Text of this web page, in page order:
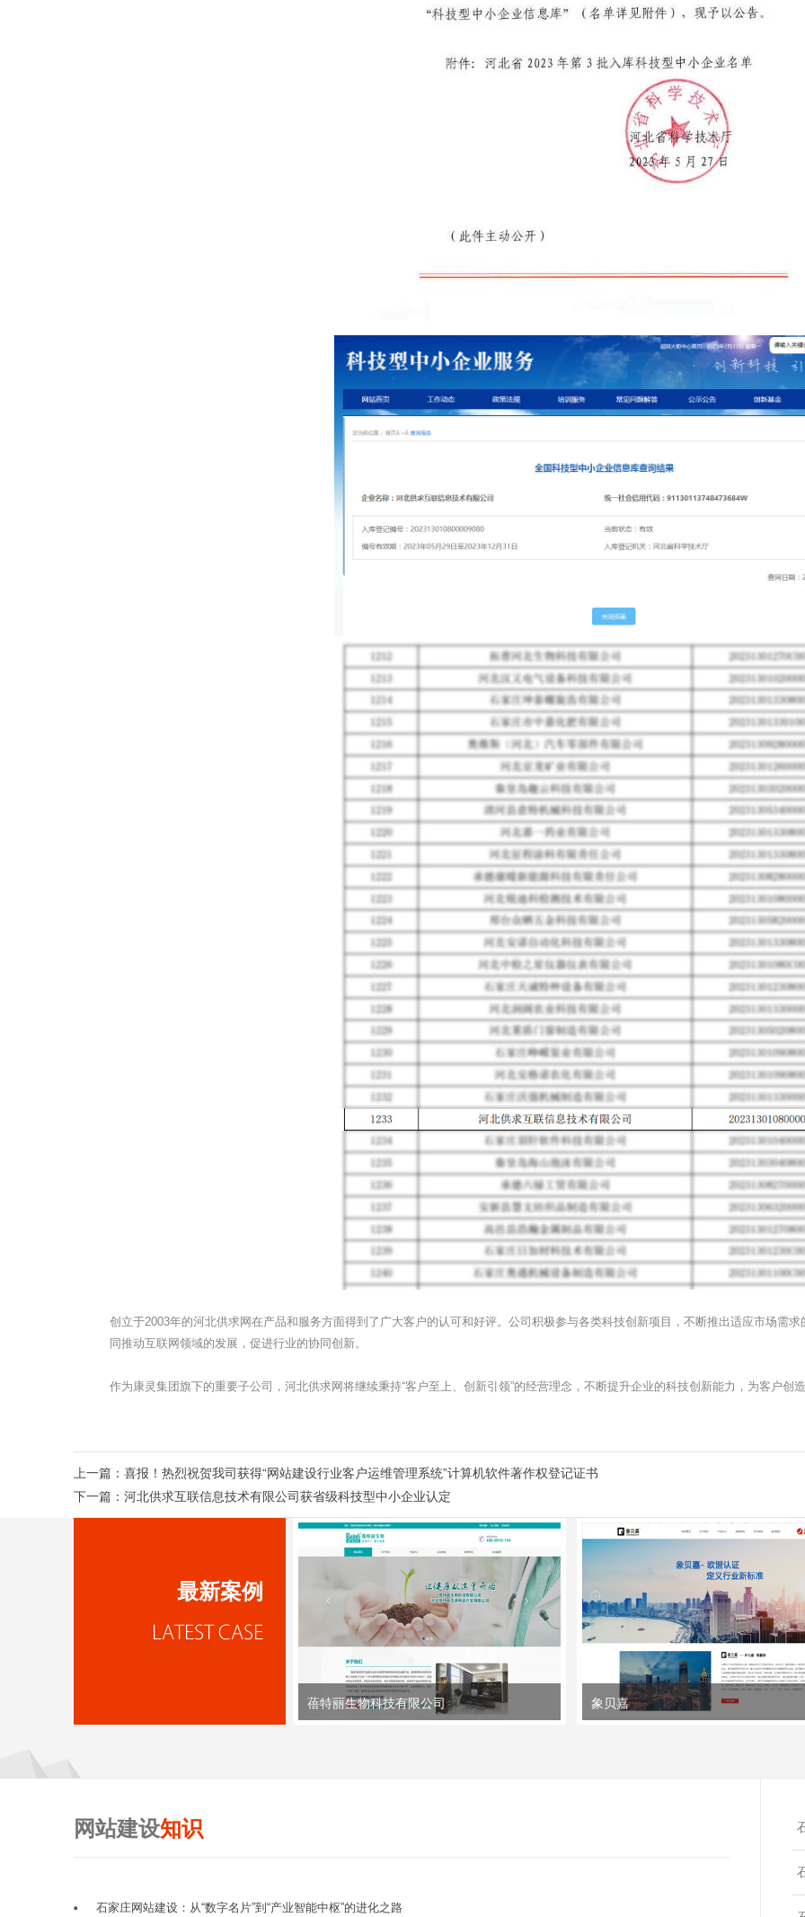
创立于2003年的河北供求网在产品和服务方面得到了广大客户的认可和好评。公司积极参与各类科技创新项目，不断推出适应市场需
同推动互联网领域的发展，促进行业的协同创新。
作为康灵集团旗下的重要子公司，河北供求网将继续秉持“客户至上、创新引领”的经营理念，不断提升企业的科技创新能力，为客户创
上一篇： 喜报！热烈祝贺我司获得“网站建设行业客户运维管理系统”计算机软件著作权登记证书
下一篇： 河北供求互联信息技术有限公司获省级科技型中小企业认定
最新案例
蓓特丽生物科技有限公司 象贝嘉
网站建设知识
石家庄网站建设：从“数字名片”到“产业智能中枢”的进化之路